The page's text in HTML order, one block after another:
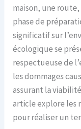
maison, une
phase de
significatif sur
écologique se
respectueuse de
les dommages
assurant la
article explore les
pour réaliser un